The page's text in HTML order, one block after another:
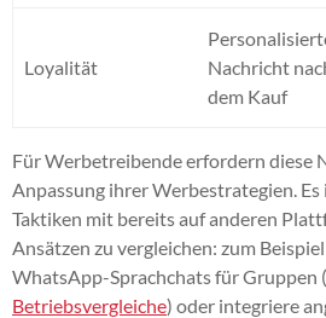
Loyalität
Nachricht
dem Kauf
Für Werbetreibende erfordern diese
Anpassung ihrer Werbestrategien.
Taktiken mit bereits auf anderen
Ansätzen zu vergleichen: zum
WhatsApp-Sprachchats für Gruppen
Betriebsvergleiche) oder integriere